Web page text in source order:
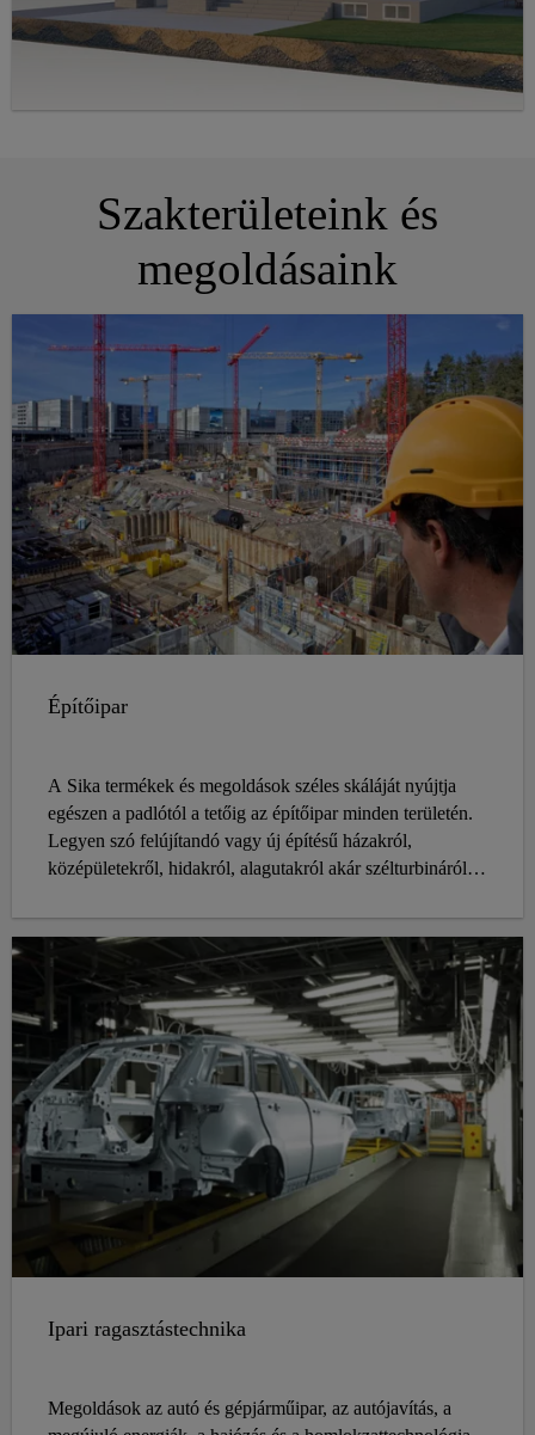
Szakterületeink és
megoldásaink
Építőipar
A Sika termékek és megoldások széles skáláját nyújtja
egészen a padlótól a tetőig az építőipar minden területén.
Legyen szó felújítandó vagy új építésű házakról,
középületekről, hidakról, alagutakról akár szélturbináról, a
Ipari ragasztástechnika
Megoldások az autó és gépjárműipar, az autójavítás, a